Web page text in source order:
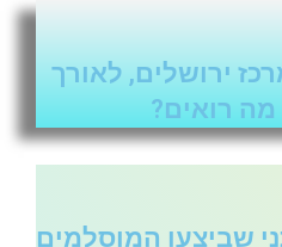
ירושלים, לאורך
מה רואים?
שביצעו המוסלמים